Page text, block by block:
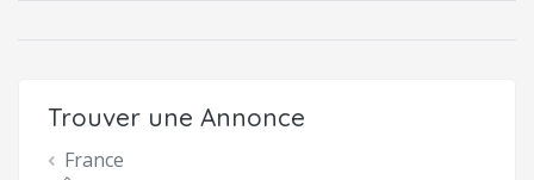
Trouver une Annonce
France